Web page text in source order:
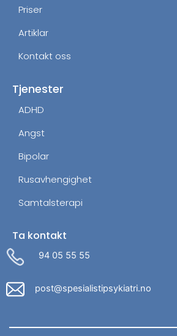
Priser
Artiklar
Kontakt oss
Tjenester
ADHD
Angst
Bipolar
Rusavhengighet
Samtalsterapi
Ta kontakt
94 05 55 55
post@spesialistipsykiatri.no